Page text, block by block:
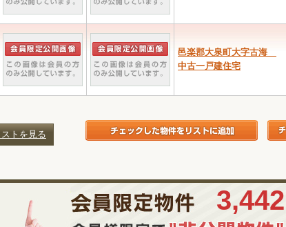
邑楽郡大泉町大字古海
中古一戸建住宅
トを見る
3,442